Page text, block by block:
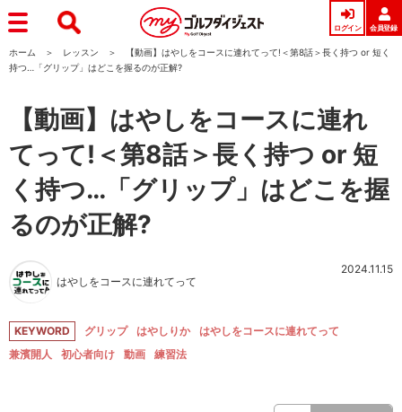
ログイン 会員登録
ホーム レッスン
【動画】はやしをコースに連れてって!＜第8話＞長く持つ or 短く
持つ…「グリップ」はどこを握るのが正解?
【動画】はやしをコースに連れ
てって!＜第8話＞長く持つ or 短
く持つ…「グリップ」はどこを握
るのが正解?
はやしをコースに連れてって
2024.11.15
KEYWORD グリップ はやしりか
はやしをコースに連れてって
兼濱開人
初心者向け 動画 練習法